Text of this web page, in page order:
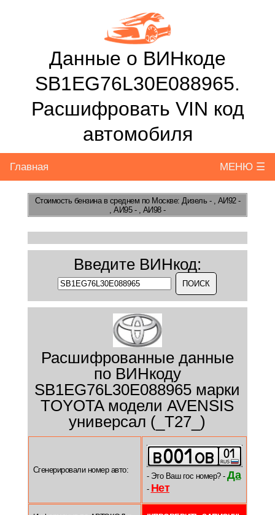
Данные о ВИНкоде
SB1EG76L30E088965.
Расшифровать VIN код
автомобиля
Главная МЕНЮ ☰
Стоимость бензинав среднем по Москве: Дизель - , АИ92 -
, АИ95 - , АИ98 -
Введите ВИНкод:
Расшифрованные данные
по ВИНкоду
SB1EG76L30E088965 марки
TOYOTA модели AVENSIS
универсал (_T27_)
Сгенерировали номер авто:
- Это Ваш гос номер? - Да
- Нет